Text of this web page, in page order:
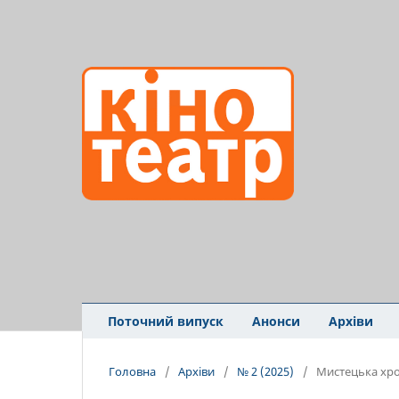
Поточний випуск Анонси Архіви
Головна / Архіви / № 2 (2025) / Мистецька